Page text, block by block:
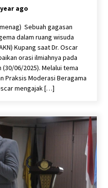
ago
Sebuah gagasan
dalam ruang wisuda
Kupang saat Dr. Oscar
orasi ilmiahnya pada
06/2025). Melalui tema
Praksis Moderasi Beragama
mengajak […]